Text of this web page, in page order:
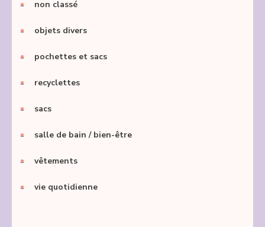
non classé
objets divers
pochettes et sacs
recyclettes
sacs
salle de bain / bien-être
vêtements
vie quotidienne